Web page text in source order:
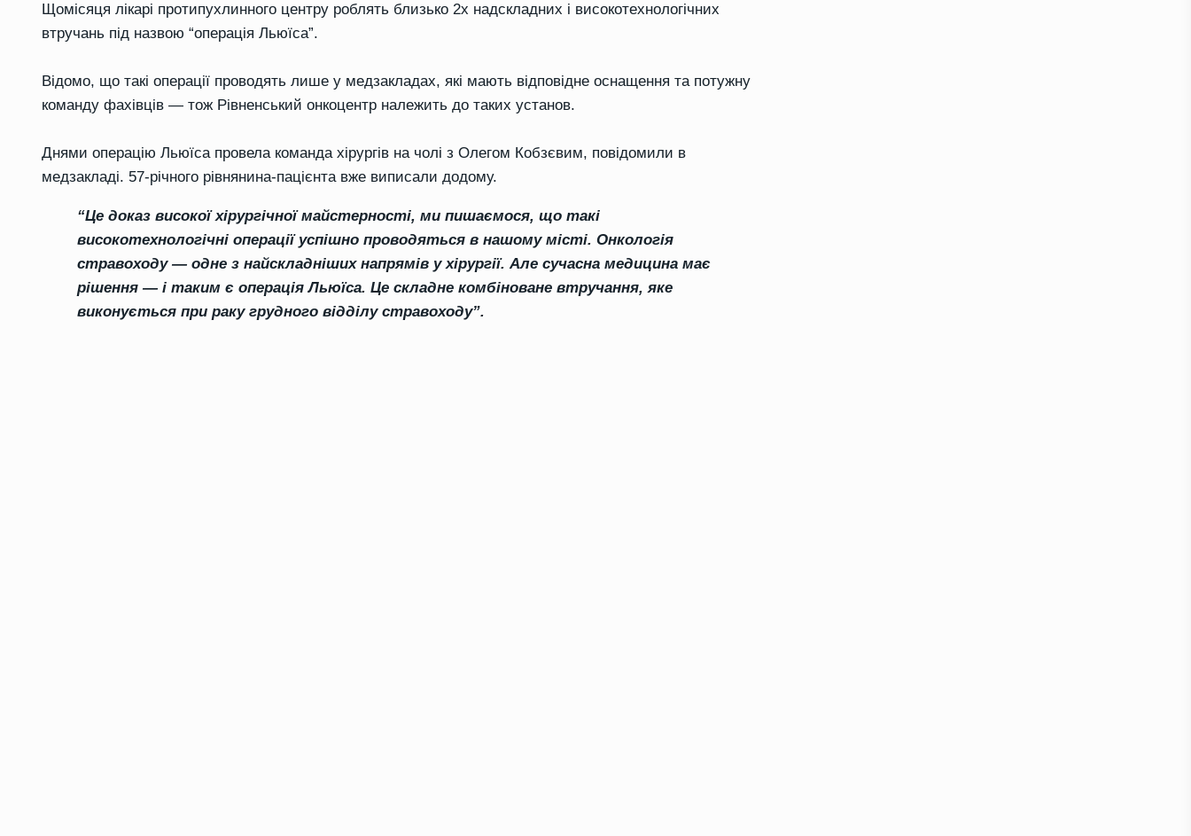
Щомісяця лікарі протипухлинного центру роблять близько 2х надскладних і високотехнологічних
втручань під назвою “операція Льюїса”.
Відомо, що такі операції проводять лише у медзакладах, які мають відповідне оснащення та потужну
команду фахівців — тож Рівненський онкоцентр належить до таких установ.
Днями операцію Льюїса провела команда хірургів на чолі з Олегом Кобзєвим, повідомили в
медзакладі. 57-річного рівнянина-пацієнта вже виписали додому.
“Це доказ високої хірургічної майстерності, ми пишаємося, що такі
високотехнологічні операції успішно проводяться в нашому місті. Онкологія
стравоходу — одне з найскладніших напрямів у хірургії. Але сучасна медицина має
рішення — і таким є операція Льюїса. Це складне комбіноване втручання, яке
виконується при раку грудного відділу стравоходу”.